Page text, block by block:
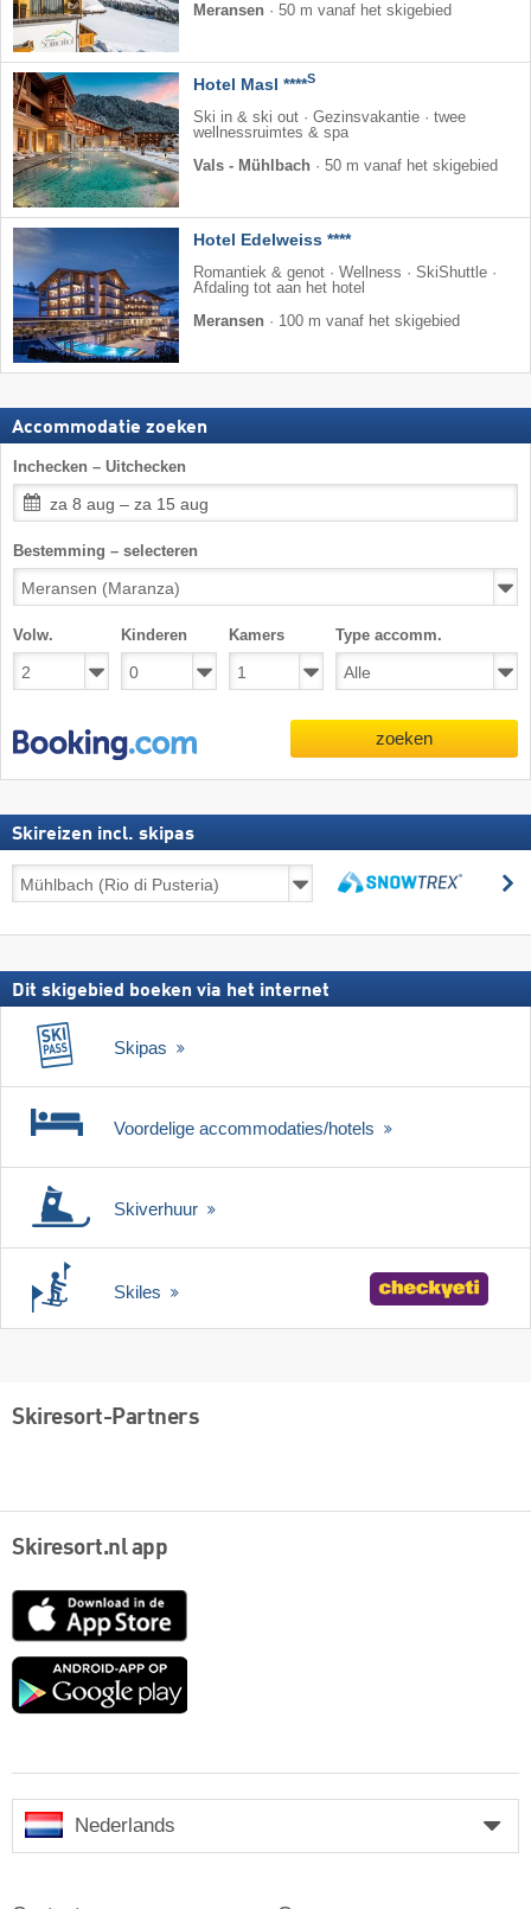
Meransen · 50 m vanaf het skigebied
Hotel Masl ****S
Ski in & ski out · Gezinsvakantie · twee
wellnessruimtes & spa
Vals - Mühlbach · 50 m vanaf het skigebied
Hotel Edelweiss ****
Romantiek & genot · Wellness · SkiShuttle ·
Afdaling tot aan het hotel
Meransen · 100 m vanaf het skigebied
Accommodatie zoeken
Inchecken – Uitchecken
za 8 aug – za 15 aug
Bestemming – selecteren
Volw. Kinderen Kamers Type accomm.
zoeken
Skireizen incl. skipas
Skireizen
incl.
Dit skigebied boeken via het internet
Skipas
Voordelige accommodaties/hotels
Skiverhuur
Skiles
Skiresort-Partners
Skiresort.nl app
App
Google
Nederlands